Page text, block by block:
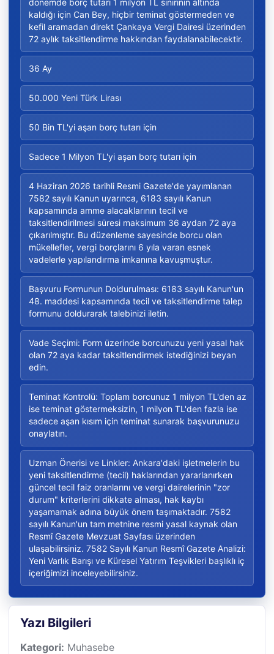
dönemde borç tutarı 1 milyon TL sınırının altında
kaldığı için Can Bey, hiçbir teminat göstermeden ve
kefil aramadan direkt Çankaya Vergi Dairesi üzerinden
72 aylık taksitlendirme hakkından faydalanabilecektir.
36 Ay
50.000 Yeni Türk Lirası
50 Bin TL'yi aşan borç tutarı için
Sadece 1 Milyon TL'yi aşan borç tutarı için
4 Haziran 2026 tarihli Resmi Gazete'de yayımlanan
7582 sayılı Kanun uyarınca, 6183 sayılı Kanun
kapsamında amme alacaklarının tecil ve
taksitlendirilmesi süresi maksimum 36 aydan 72 aya
çıkarılmıştır. Bu düzenleme sayesinde borcu olan
mükellefler, vergi borçlarını 6 yıla varan esnek
vadelerle yapılandırma imkanına kavuşmuştur.
Başvuru Formunun Doldurulması: 6183 sayılı Kanun'un
48. maddesi kapsamında tecil ve taksitlendirme talep
formunu doldurarak talebinizi iletin.
Vade Seçimi: Form üzerinde borcunuzu yeni yasal hak
olan 72 aya kadar taksitlendirmek istediğinizi beyan
edin.
Teminat Kontrolü: Toplam borcunuz 1 milyon TL'den az
ise teminat göstermeksizin, 1 milyon TL'den fazla ise
sadece aşan kısım için teminat sunarak başvurunuzu
onaylatın.
Uzman Önerisi ve Linkler: Ankara'daki işletmelerin bu
yeni taksitlendirme (tecil) haklarından yararlanırken
güncel tecil faiz oranlarını ve vergi dairelerinin "zor
durum" kriterlerini dikkate alması, hak kaybı
yaşamamak adına büyük önem taşımaktadır. 7582
sayılı Kanun'un tam metnine resmi yasal kaynak olan
Resmî Gazete Mevzuat Sayfası üzerinden
ulaşabilirsiniz. 7582 Sayılı Kanun Resmî Gazete Analizi:
Yeni Varlık Barışı ve Küresel Yatırım Teşvikleri başlıklı iç
içeriğimizi inceleyebilirsiniz.
Yazı Bilgileri
Kategori: Muhasebe